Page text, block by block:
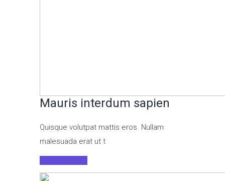
Mauris interdum sapien
Quisque volutpat mattis eros. Nullam
malesuada erat ut t